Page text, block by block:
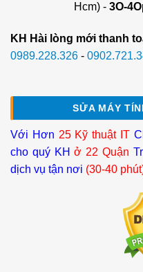
Hcm) - 3O-
KH Hài lòng mới thanh
0989.228.326 -
SỬA MÁY
Với Hơn 25 Kỹ thuật IT
cho quý KHở 22 Quận
dịch vụ tận nơi (30-40